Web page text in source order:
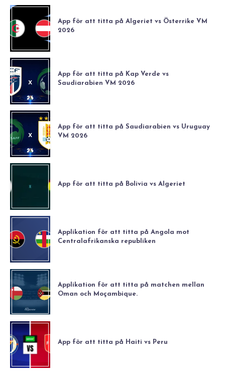
App för att titta på Algeriet vs Österrike VM
2026
App för att titta på Kap Verde vs
Saudiarabien VM 2026
App för att titta på Saudiarabien vs Uruguay
VM 2026
App för att titta på Bolivia vs Algeriet
Applikation för att titta på Angola mot
Centralafrikanska republiken
Applikation för att titta på matchen mellan
Oman och Moçambique.
App för att titta på Haiti vs Peru